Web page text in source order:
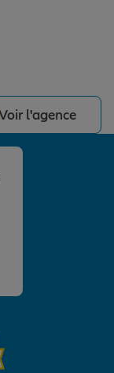
l'agence